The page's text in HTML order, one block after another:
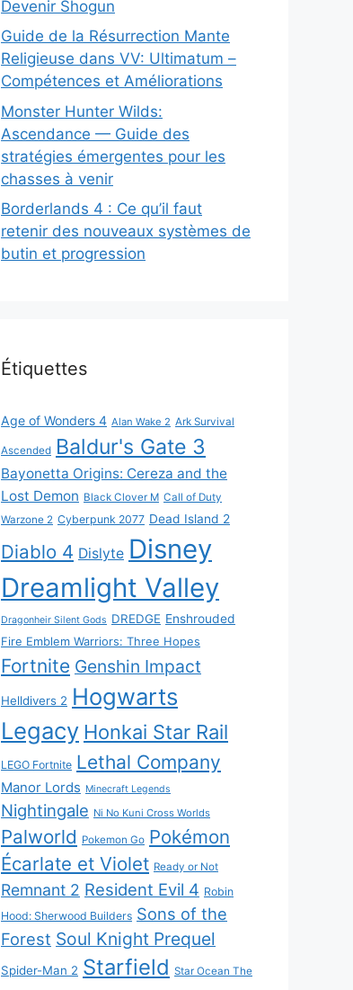
Devenir Shogun
Guide de la Résurrection Mante
Religieuse dans VV: Ultimatum –
Compétences et Améliorations
Monster Hunter Wilds:
Ascendance — Guide des
stratégies émergentes pour les
chasses à venir
Borderlands 4 : Ce qu’il faut
retenir des nouveaux systèmes de
butin et progression
Étiquettes
Age of Wonders 4 Alan Wake 2 Ark Survival
Ascended Baldur's Gate 3
Bayonetta Origins: Cereza and the
Lost Demon Black Clover M Call of Duty
Warzone 2 Cyberpunk 2077 Dead Island 2
Diablo 4 Dislyte Disney
Dreamlight Valley
Dragonheir Silent Gods DREDGE Enshrouded
Fire Emblem Warriors: Three Hopes
Fortnite Genshin Impact
Helldivers 2 Hogwarts
Legacy Honkai Star Rail
LEGO Fortnite Lethal Company
Manor Lords Minecraft Legends
Nightingale Ni No Kuni Cross Worlds
Palworld Pokemon Go Pokémon
Écarlate et Violet Ready or Not
Remnant 2 Resident Evil 4 Robin
Hood: Sherwood Builders Sons of the
Forest Soul Knight Prequel
Spider-Man 2 Starfield Star Ocean The